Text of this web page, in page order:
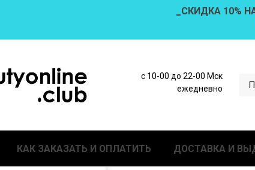
_СКИДКА 10%
с 10-00 до 22-00 Мск
ежедневно
КАК ЗАКАЗАТЬ И ОПЛАТИТЬ ДОСТАВКА И